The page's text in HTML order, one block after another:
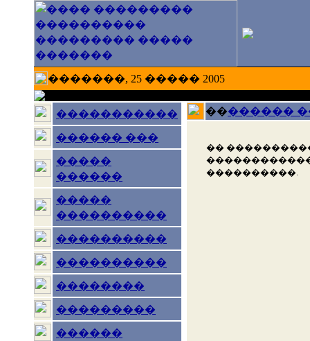
�������, 25 ����� 2005
�����������
������ ���
�����
������
�����
����������
����������
����������
��������
���������
������
��������
��
����������.